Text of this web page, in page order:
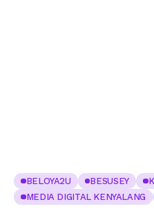
BELOYA2U BESUSEY
MEDIA DIGITAL KENYALANG